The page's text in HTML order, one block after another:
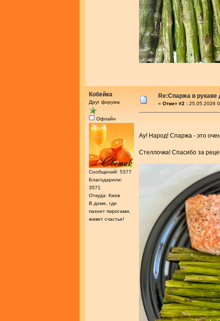
Кобейка
Друг форума
Офлайн
Сообщений: 5377
Благодарили:
3571
Откуда: Киев
В доме, где
пахнет пирогами,
живет счастье!
Re:Спаржа в рукаве
« Ответ #2 : 25.05.2026
Ау! Народ! Спаржа - это
Стеллочка! Спасибо за